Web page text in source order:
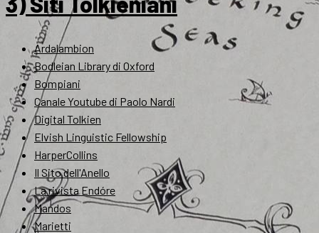
Ardalambion
Bodleian Library di Oxford
Bompiani
Canale Youtube di Paolo Nardi
Digital Tolkien
Elvish Linguistic Fellowship
HarperCollins
Il Sito dell'Anello
La rivista Endóre
Mandos
Marietti